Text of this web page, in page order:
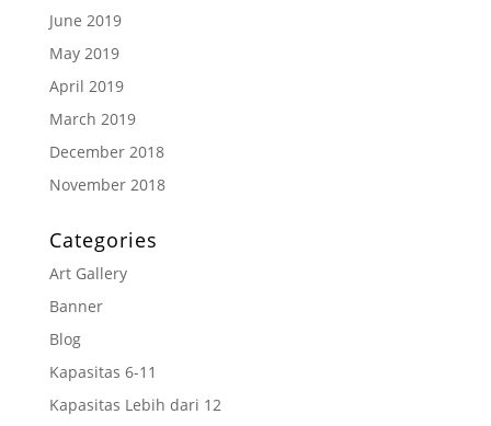
June 2019
May 2019
April 2019
March 2019
December 2018
November 2018
Categories
Art Gallery
Banner
Blog
Kapasitas 6-11
Kapasitas Lebih dari 12